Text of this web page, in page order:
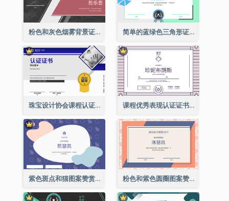
粉色和灰色烟雾背景证书 简单的蓝绿色三角形证书
珠宝设计协会课程认证证书 课程优秀表现认证证书
紫色斑点和猫图案赞赏证书 粉色和紫色圆圈图案赞赏证书